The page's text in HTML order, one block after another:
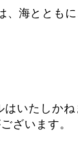
、海ととも
いたしかね
ざいます。